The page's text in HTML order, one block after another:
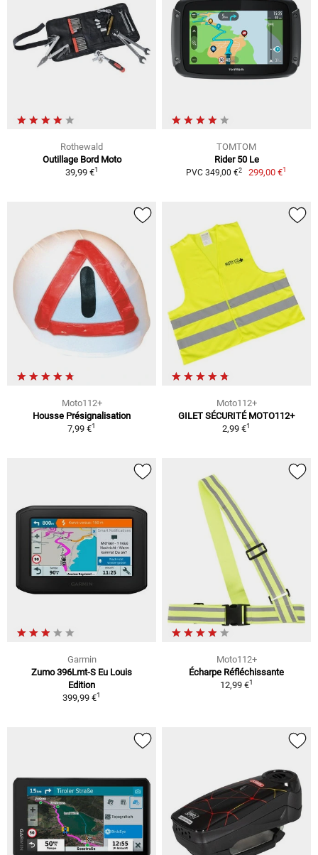
Rothewald
Outillage Bord Moto
39,99 €1
TOMTOM
Rider 50 Le
PVC 349,00 €2 299,00 €1
Moto112+
Housse Présignalisation
7,99 €1
Moto112+
GILET SÉCURITÉ MOTO112+
2,99 €1
Garmin
Zumo 396Lmt-S Eu Louis
Edition
399,99 €1
Moto112+
Écharpe Réfléchissante
12,99 €1